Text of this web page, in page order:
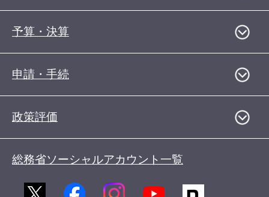
予算・決算
申請・手続
政策評価
総務省ソーシャルアカウント一覧